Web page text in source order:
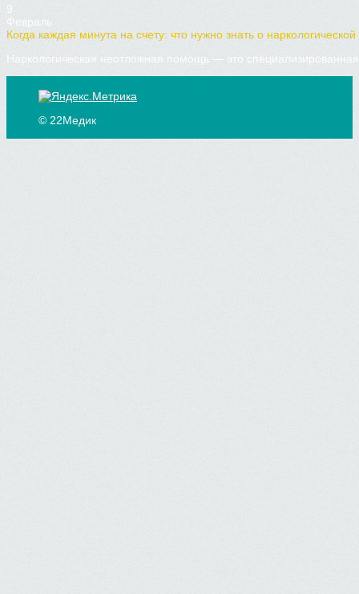
9
Февраль
Когда каждая минута на счету: что нужно знать о
Наркологическая неотложная помощь — это
© 22Медик